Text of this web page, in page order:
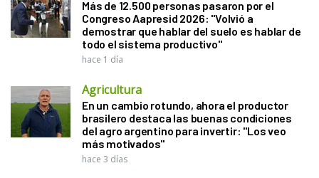
Más de 12.500 personas pasaron por el
Congreso Aapresid 2026: "Volvió a
demostrar que hablar del suelo es hablar de
todo el sistema productivo"
hace 1 día
Agricultura
En un cambio rotundo, ahora el productor
brasilero destaca las buenas condiciones
del agro argentino para invertir: "Los veo
más motivados"
hace 3 días